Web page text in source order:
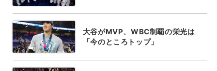
大谷がMVP、WBC制覇の栄光は
「今のところトップ」